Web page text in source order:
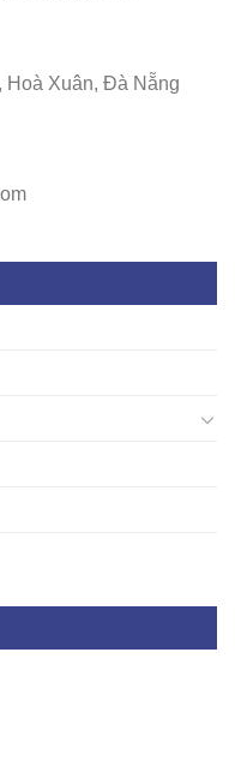
Hoà Xuân, Đà Nẵng